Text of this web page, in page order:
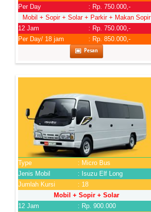
Per Day
: Rp. 750.000,-
Mobil + Sopir + Solar + Parkir + Makan Sopir
12 Jam
: Rp. 750.000,-
Per Day/ 18 jam
: Rp. 850.000,-
Pesan
Type
: Micro Bus
Jenis Mobil
: Isuzu Elf Long
Jumlah Kursi
: 18
Mobil + Sopir + Solar
12 Jam
: Rp. 900.000